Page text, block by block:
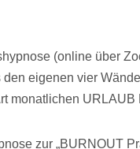
(online über
den eigenen vier
monatlichen URLAUB
zur „BURNOUT